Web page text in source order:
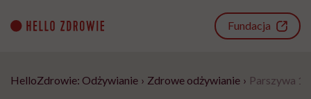
content
Fundacja
HelloZdrowie: Odżywianie › Zdrowe odżywianie › Parszywa